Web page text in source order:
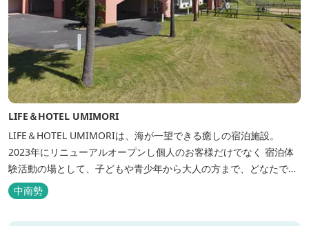
LIFE＆HOTEL UMIMORI
LIFE＆HOTEL UMIMORIは、海が一望できる癒しの宿泊施設。
2023年にリニューアルオープンし個人のお客様だけでなく 宿泊体
験活動の場として、子どもや青少年から大人の方まで、どなたでも
ご利用いただけます。 ヨットやボート・カヤックをはじめとするマ
リンアクティビティや併設する海の乗馬倶楽部エルカバージョでの
乗馬体験が可能！ 小中学生や団体様向けに海の自然体験教室も開催
中南勢